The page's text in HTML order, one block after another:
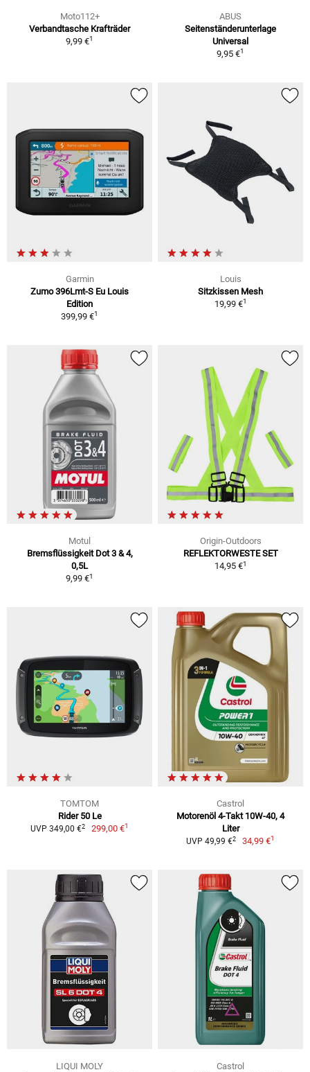
Moto112+
Verbandtasche Krafträder
9,99 €1
ABUS
Seitenständerunterlage
Universal
9,95 €1
Garmin
Zumo 396Lmt-S Eu Louis
Edition
399,99 €1
Louis
Sitzkissen Mesh
19,99 €1
Motul
Bremsflüssigkeit Dot 3 & 4,
0,5L
9,99 €1
Origin-Outdoors
REFLEKTORWESTE SET
14,95 €1
TOMTOM
Rider 50 Le
UVP 349,00 €2 299,00 €1
Castrol
Motorenöl 4-Takt 10W-40, 4
Liter
UVP 49,99 €2 34,99 €1
LIQUI MOLY
Castrol